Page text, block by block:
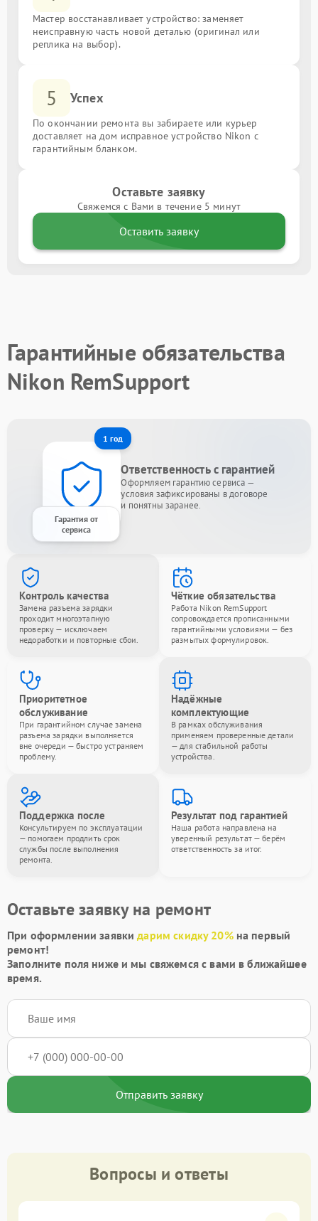
Мастер восстанавливает устройство: заменяет
неисправную часть новой деталью (оригинал или
реплика на выбор).
5 Успех
По окончании ремонта вы забираете или курьер
доставляет на дом исправное устройство Nikon с
гарантийным бланком.
Оставьте заявку
Свяжемся с Вами в течение 5 минут
Оставить заявку
Гарантийные обязательства
Nikon RemSupport
1 год
Гарантия от
сервиса
Ответственность с гарантией
Оформляем гарантию сервиса —
условия зафиксированы в договоре
и понятны заранее.
Контроль качества
Замена разъема зарядки
проходит многоэтапную
проверку — исключаем
недоработки и повторные сбои.
Чёткие обязательства
Работа Nikon RemSupport
сопровождается прописанными
гарантийными условиями — без
размытых формулировок.
Приоритетное
обслуживание
При гарантийном случае замена
разъема зарядки выполняется
вне очереди — быстро устраняем
проблему.
Надёжные
комплектующие
В рамках обслуживания
применяем проверенные детали
— для стабильной работы
устройства.
Поддержка после
Консультируем по эксплуатации
— помогаем продлить срок
службы после выполнения
ремонта.
Результат под гарантией
Наша работа направлена на
уверенный результат — берём
ответственность за итог.
Оставьте заявку на ремонт
При оформлении заявкидарим скидку 20%на первый
ремонт!
Заполните поля ниже и мы свяжемся с вами в ближайшее
время.
Отправить заявку
Вопросы и ответы